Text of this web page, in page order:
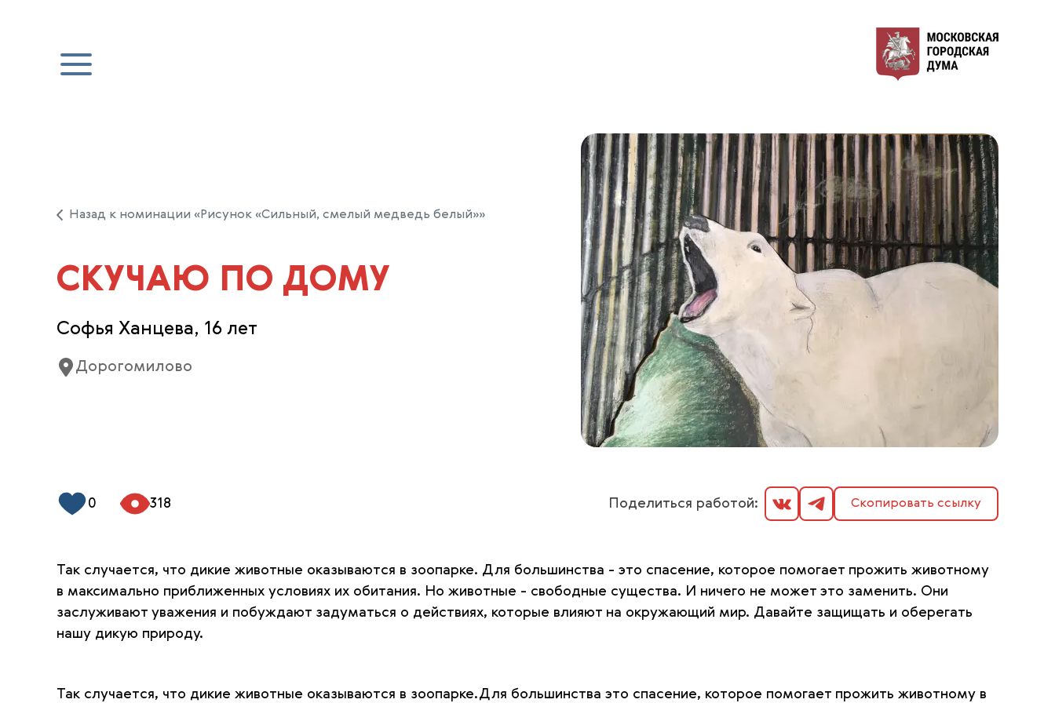
Назад к номинации «Рисунок «Сильный, смелый медведь белый»»
СКУЧАЮ ПО ДОМУ
Софья Ханцева, 16 лет
Дорогомилово
0 318 Поделиться работой: Скопировать ссылку
Так случается, что дикие животные оказываются в зоопарке. Для большинства - это спасение, которое помогает прожить животному
в максимально приближенных условиях их обитания. Но животные - свободные существа. И ничего не может это заменить. Они
заслуживают уважения и побуждают задуматься о действиях, которые влияют на окружающий мир. Давайте защищать и оберегать
нашу дикую природу.
Так случается, что дикие животные оказываются в зоопарке.Для большинства это спасение, которое помогает прожить животному в